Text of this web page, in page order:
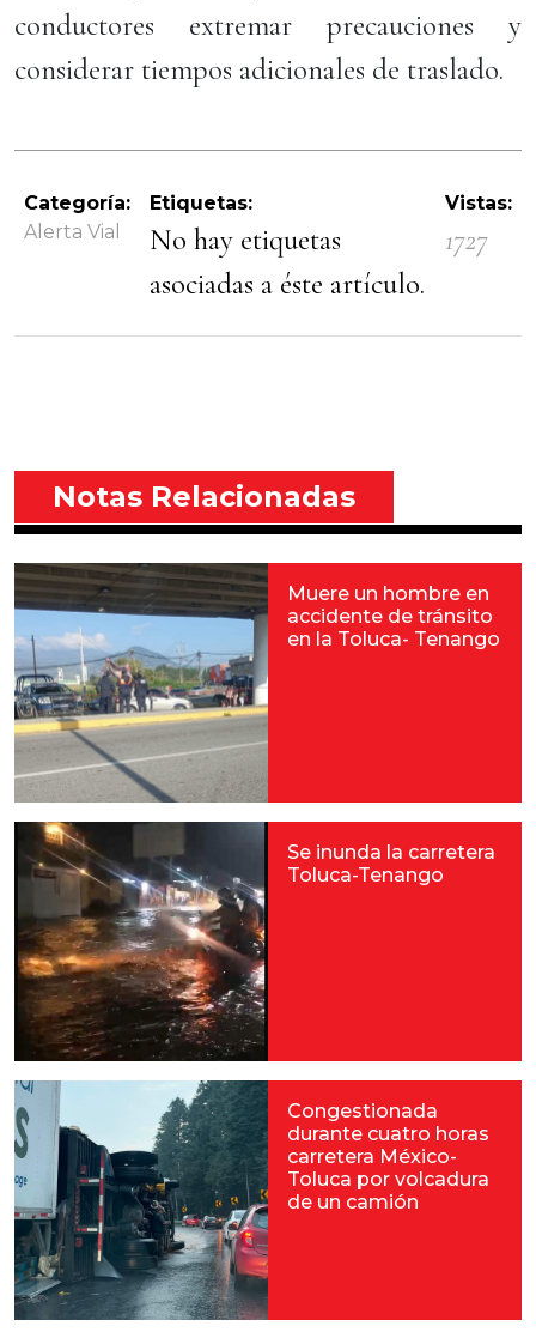
conductores extremar precauciones y
considerar tiempos adicionales de traslado.
Categoría:
Alerta Vial
Etiquetas:
No hay etiquetas
asociadas a éste artículo.
Vistas:
1727
Notas Relacionadas
Muere un hombre en
accidente de tránsito
en la Toluca- Tenango
Se inunda la carretera
Toluca-Tenango
Congestionada
durante cuatro horas
carretera México-
Toluca por volcadura
de un camión